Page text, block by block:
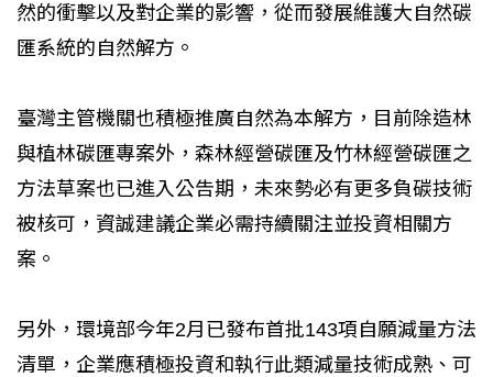
然的衝擊以及對企業的影響，從而發展維護大自然碳
匯系統的自然解方。
臺灣主管機關也積極推廣自然為本解方，目前除造林
與植林碳匯專案外，森林經營碳匯及竹林經營碳匯之
方法草案也已進入公告期，未來勢必有更多負碳技術
被核可，資誠建議企業必需持續關注並投資相關方
案。
另外，環境部今年2月已發布首批143項自願減量方法
清單，企業應積極投資和執行此類減量技術成熟、可